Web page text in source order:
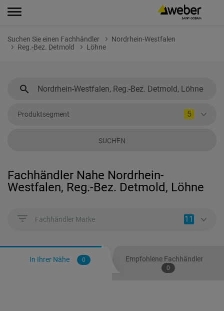
Suchen Sie einen Fachhändler
Nordrhein-Westfalen
Reg.-Bez. Detmold
Löhne
Produktsegment 5
SUCHEN
Fachhändler Nahe Nordrhein-
Westfalen, Reg.-Bez. Detmold, Löhne
Fachhändler Marke 11
In Ihrer Nähe 0 Empfohlene Fachhändler
0